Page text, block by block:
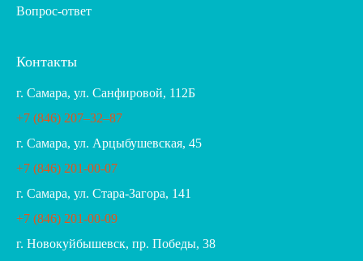
Вопрос-ответ
Контакты
г. Самара, ул. Санфировой, 112Б
+7 (846) 207‒32‒87
г. Самара, ул. Арцыбушевская, 45
+7 (846) 201-00-07
г. Самара, ул. Стара-Загора, 141
+7 (846) 201-00-09
г. Новокуйбышевск, пр. Победы, 38